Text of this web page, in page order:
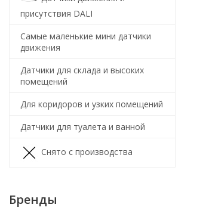
присутствия DALI
Самые маленькие мини датчики
движения
Датчики для склада и высоких
помещений
Для коридоров и узких помещений
Датчики для туалета и ванной
Снято с производства
Бренды